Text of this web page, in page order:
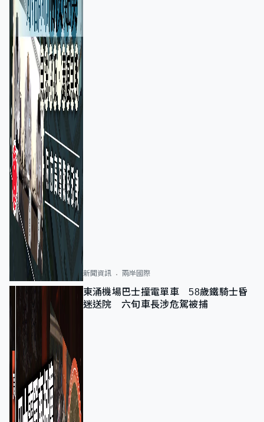
新聞資訊 兩岸國際
東涌機場巴士撞電單車 58歲鐵騎士昏
迷送院 六旬車長涉危駕被捕